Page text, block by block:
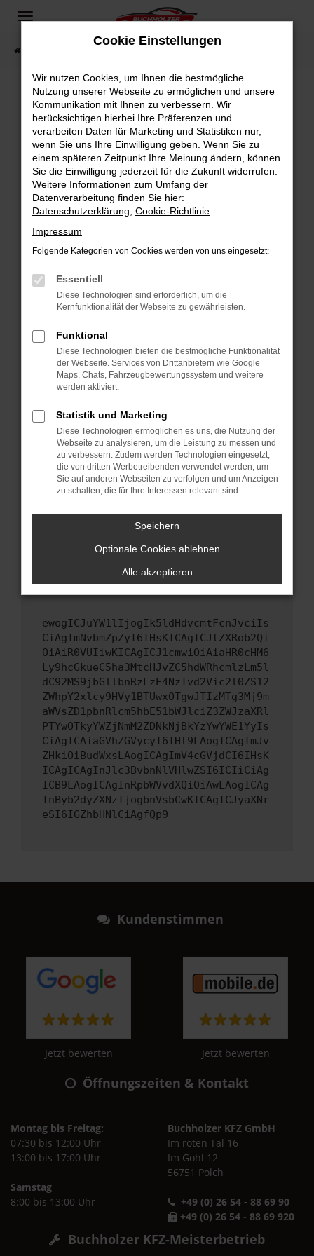
Zum
springen
Fahrzeugsuche
Fehler: Network Error
Beim Laden ist ein Fehler aufgetreten.
Hier sind ein paar Tipps, die dir helfen können:
Überprüfe deine Firewall und deine
Internetverbindung.
Laden andere Webseiten, zum Beispiel deine
Suchmaschine?
Prüfe deine Browsererweiterungen.
können das Laden bestimmter Seiten
verhindern. Funktioniert die Seite in einem
anderen Browser oder in einem privaten
Starte dein Gerät neu.
Das kann manchmal helfen, vorübergehende
Probleme zu beheben.
Betriebssystem auf dem neuesten Stand
sind.
Veraltete Software birgt nicht nur ein
Sicherheitsrisiko, sondern kann auch dazu
führen, dass bestimmte Funktionen nicht mehr
unterstützt werden.
Wende dich an den Webseitenbetreiber.
Wenn du alle oben genannten Schritte versucht
hast, kontaktiere uns bitte. Wir werden
versuchen, das Problem zu beheben. Du kannst
uns diesen Text schicken, um uns bei der
ewogICJuYW1lIjogIk5ldHdvcmtFcnJvciIs
CiAgImNvbmZpZyI6IHsKICAgICJtZXRob2Qi
OiAiR0VUIiwKICAgICJ1cmwiOiAiaHR0cHM6
Ly9hcGkueC5ha3MtcHJvZC5hdWRhcmlzLm5l
dC92MS9jbGllbnRzLzE4NzIvd2Vic2l0ZS12
ZWhpY2xlcy9HVy1BTUwxOTgwJTIzMTg3Mj9m
aWVsZD1pbnRlcm5hbE51bWJlciZ3ZWJzaXRl
PTYwOTkyYWZjNmM2ZDNkNjBkYzYwYWE1YyIs
CiAgICAiaGVhZGVycyI6IHt9LAogICAgImJv
ZHkiOiBudWxsLAogICAgImV4cGVjdCI6IHsK
ICAgICAgInJlc3BvbnNlVHlwZSI6ICIiCiAg
ICB9LAogICAgInRpbWVvdXQiOiAwLAogICAg
InByb2dyZXNzIjogbnVsbCwKICAgICJyaXNr
eSI6IGZhbHNlCiAgfQp9
Kundenstimmen
Jetzt bewerten Jetzt bewerten
Öffnungszeiten & Kontakt
Montag bis Freitag:
07:30 bis 12:00 Uhr
13:00 bis 17:00 Uhr
Samstag
8:00 bis 13:00 Uhr
Buchholzer KFZ GmbH
Im roten Tal 16
Im Gohl 12
56751 Polch
+49 (0) 26 54 - 88 69 90
+49 (0) 26 54 - 88 69 920
Buchholzer KFZ-Meisterbetrieb
Cookie Einstellungen
Wir nutzen Cookies, um Ihnen die bestmögliche
Nutzung unserer Webseite zu ermöglichen und unsere
Kommunikation mit Ihnen zu verbessern. Wir
berücksichtigen hierbei Ihre Präferenzen und
verarbeiten Daten für Marketing und Statistiken nur,
wenn Sie uns Ihre Einwilligung geben. Wenn Sie zu
einem späteren Zeitpunkt Ihre Meinung ändern, können
Sie die Einwilligung jederzeit für die Zukunft widerrufen.
Weitere Informationen zum Umfang der
Datenverarbeitung finden Sie hier:
Datenschutzerklärung Cookie-Richtlinie
Impressum
Folgende Kategorien von Cookies werden von uns eingesetzt:
Essentiell
Diese Technologien sind erforderlich, um die
Kernfunktionalität der Webseite zu gewährleisten.
Funktional
Diese Technologien bieten die bestmögliche Funktionalität
der Webseite. Services von Drittanbietern wie Google
Maps, Chats, Fahrzeugbewertungssystem und weitere
werden aktiviert.
Statistik und Marketing
Diese Technologien ermöglichen es uns, die Nutzung der
Webseite zu analysieren, um die Leistung zu messen und
zu verbessern. Zudem werden Technologien eingesetzt,
die von dritten Werbetreibenden verwendet werden, um
Sie auf anderen Webseiten zu verfolgen und um Anzeigen
zu schalten, die für Ihre Interessen relevant sind.
Speichern
Optionale Cookies ablehnen
Alle akzeptieren